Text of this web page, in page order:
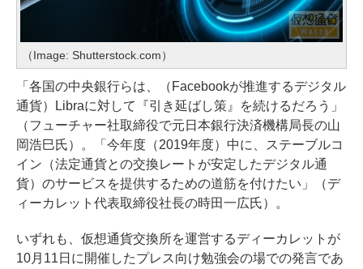
（Image: Shutterstock.com）
「各国の中央銀行らは、（Facebookが推進するデジタル
通貨）Libraに対して『引き延ばし策』を続けるだろう」
（フューチャー社取締役で元日本銀行決済機構局長の山
岡浩巳氏）。「今年度（2019年度）中に、ステーブルコ
イン（法定通貨との交換レートが安定したデジタル通
貨）のサービスを提供するための道筋を付けたい」（デ
ィーカレット代表取締役社長の時田一広氏）。
いずれも、仮想通貨交換所を運営するディーカレットが
10月11日に開催したプレス向け勉強会の場での発言であ